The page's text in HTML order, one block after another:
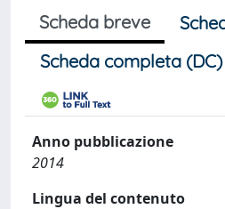
Scheda breve
Scheda completa (DC)
Anno pubblicazione
2014
Lingua del contenuto